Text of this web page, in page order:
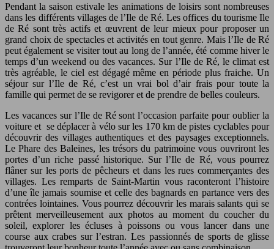
Pendant la saison estivale les animations de loisirs sont nombreuses
dans les différents villages de l’Ile de Ré. Les offices du tourisme Ile
de Ré sont très actifs et œuvrent de leur mieux pour proposer un
grand choix de spectacles et activités en tout genre. Mais l’Ile de Ré
peut également se visiter tout au long de l’année, été comme hiver le
temps d’un weekend ou des vacances. Sur l’Ile de Ré, le climat est
très agréable, le ciel est dégagé même en période plus fraiche. Un
séjour sur l’Ile de Ré, c’est un vrai bol d’air frais pour toute la
famille qui permet de se revigorer et de prendre de belles couleurs.
Les vacances sur l’Ile de Ré sont l’occasion parfaite pour oublier la
voiture et se déplacer à vélo sur les 170 km de pistes cyclables pour
découvrir des villages authentiques et des paysages exceptionnels.
Le Phare des Baleines, les trésors du patrimoine vous ouvriront les
portes d’un riche passé historique. Sur l’Ile de Ré, vous pourrez
flâner sur les ports de pêcheurs et dans les rues commerçantes des
villages. Les remparts de Saint-Martin vous raconteront l’histoire
d’une île jamais soumise et celle des bagnards en partance vers des
contrées lointaines. Vous pourrez découvrir les marais salants qui se
prêtent merveilleusement aux photos au moment du coucher du
soleil, explorer les écluses à poissons ou vous lancer dans une
course aux crabes sur l’estran. Les passionnés de sports de glisse